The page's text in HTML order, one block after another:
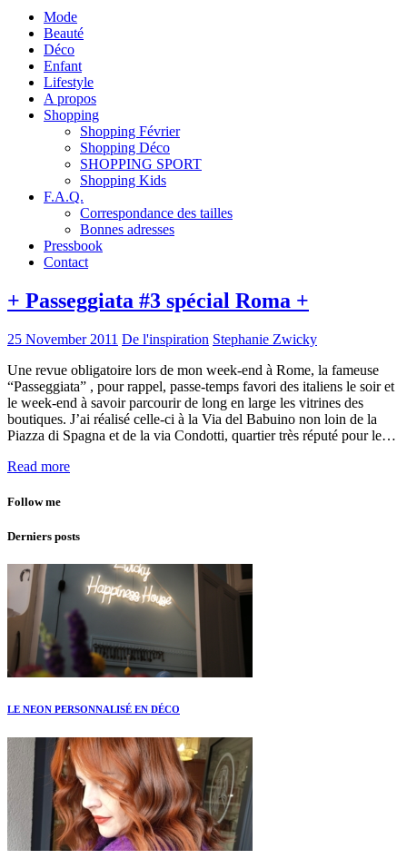
Mode
Beauté
Déco
Enfant
Lifestyle
A propos
Shopping
Shopping Février
Shopping Déco
SHOPPING SPORT
Shopping Kids
F.A.Q.
Correspondance des tailles
Bonnes adresses
Pressbook
Contact
+ Passeggiata #3 spécial Roma +
25 November 2011 De l'inspiration Stephanie Zwicky
Une revue obligatoire lors de mon week-end à Rome, la fameuse
“Passeggiata” , pour rappel, passe-temps favori des italiens le soir et
le week-end à savoir parcourir de long en large les vitrines des
boutiques. J’ai réalisé celle-ci à la Via del Babuino non loin de la
Piazza di Spagna et de la via Condotti, quartier très réputé pour le…
Read more
Follow me
Derniers posts
LE NEON PERSONNALISÉ EN DÉCO